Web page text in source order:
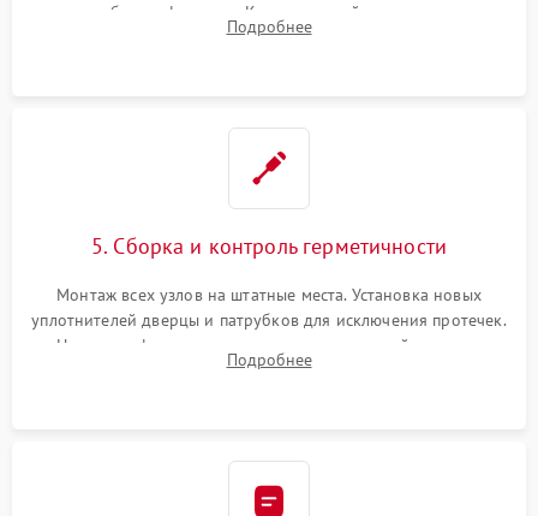
патрубках и фильтрах. Компонентный ремонт платы
управления, восстановление поврежденной проводки.
Подробнее
5. Сборка и контроль герметичности
Монтаж всех узлов на штатные места. Установка новых
уплотнителей дверцы и патрубков для исключения протечек.
Надежная фиксация хомутов гидравлической системы,
сборка корпуса и установка датчика поплавка.
Подробнее